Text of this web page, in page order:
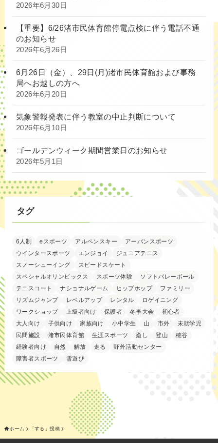
2026年6月30日
【重要】6/26渚市民体育館停電点検に伴う電話不通
のお知らせ
2026年6月26日
6月26日（金）、29日(月)渚市民体育館および事務
局へお越しの方へ
2026年6月20日
気象警報発表に伴う教室の中止判断について
2026年6月10日
ゴールデンウィーク期間営業日のお知らせ
2026年5月1日
タグ
6人制 eスポーツ アルペンスキー
アーバンスポーツ
ウインタースポーツ
エンジョイ
ジュニアテニス
スノーシューイング
スピードスケート
スペシャルオリンピックス
スポーツ体験
ソフトバレーボール
テニスコート
ナショナルゲーム ヒップホップ
ファミリー
リズムジャンプ
レベルアップ レンタル
ロゲイニング
ワークショップ
上級者向け 保護者 冬季大会
初心者
大人向け
子供向け 家族向け 小中学生 山 市外
未就学児
民間施設
渚市民体育館 生涯スポーツ 癒し 登山
穂谷
経験者向け
自然 解放 走る
野外活動センター
障害者スポーツ
雪遊び
ホーム 「する」投稿